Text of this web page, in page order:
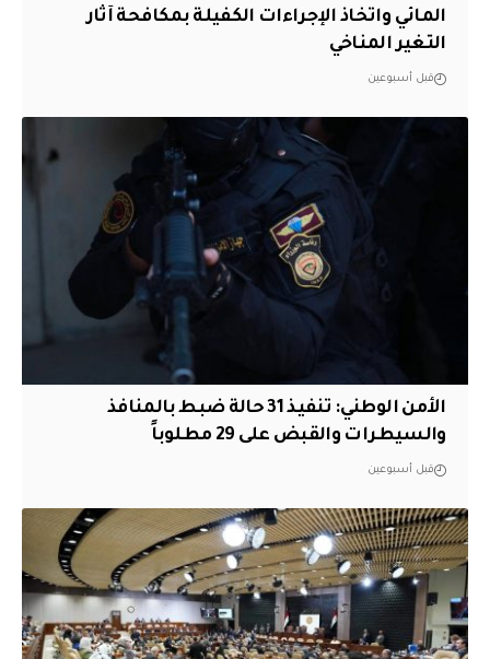
المائي واتخاذ الإجراءات الكفيلة بمكافحة آثار
التغير المناخي
قبل أسبوعين
الأمن الوطني: تنفيذ 31 حالة ضبط بالمنافذ
والسيطرات والقبض على 29 مطلوباً
قبل أسبوعين